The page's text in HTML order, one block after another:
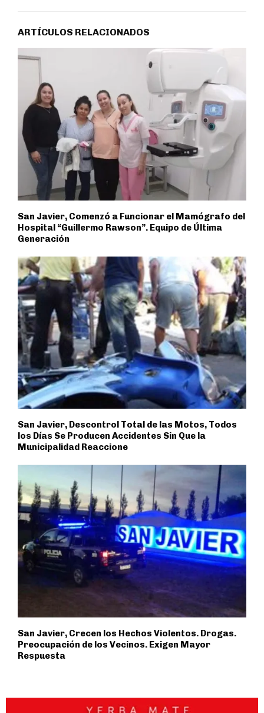
ARTÍCULOS RELACIONADOS
San Javier, Comenzó a Funcionar el Mamógrafo del
Hospital “Guillermo Rawson”. Equipo de Última
Generación
San Javier, Descontrol Total de las Motos, Todos
los Días Se Producen Accidentes Sin Que la
Municipalidad Reaccione
San Javier, Crecen los Hechos Violentos. Drogas.
Preocupación de los Vecinos. Exigen Mayor
Respuesta